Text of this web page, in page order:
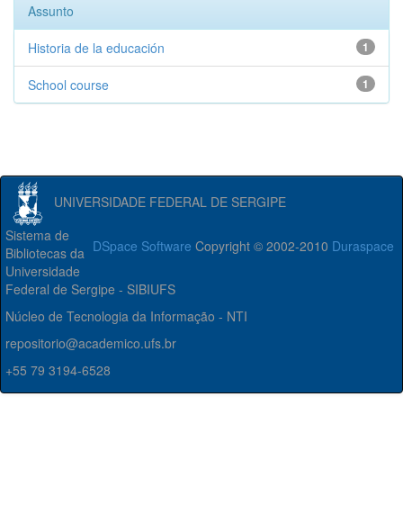
Assunto
1
Historia de la educación
1
School course
UNIVERSIDADE FEDERAL DE SERGIPE
DSpace Software Copyright © 2002-2010 Duraspace
Sistema de
Bibliotecas da
Universidade
Federal de Sergipe - SIBIUFS
Núcleo de Tecnologia da Informação - NTI
repositorio@academico.ufs.br
+55 79 3194-6528